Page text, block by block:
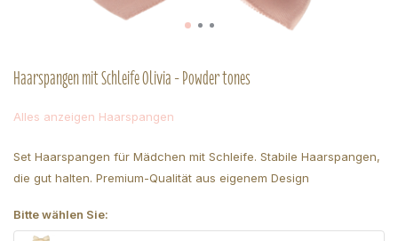
Haarspangen mit Schleife Olivia - Powder tones
Alles anzeigen Haarspangen
Set Haarspangen für Mädchen mit Schleife. Stabile Haarspangen,
die gut halten. Premium-Qualität aus eigenem Design
Bitte wählen Sie: